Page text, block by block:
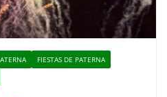
FIESTAS DE PATERNA